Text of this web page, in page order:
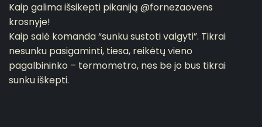
Kaip galima išsikepti pikaniją @fornezaovens
krosnyje!
Kaip salė komanda “sunku sustoti valgyti”. Tikrai
nesunku pasigaminti, tiesa, reikėtų vieno
pagalbininko – termometro, nes be jo bus tikrai
sunku iškepti.